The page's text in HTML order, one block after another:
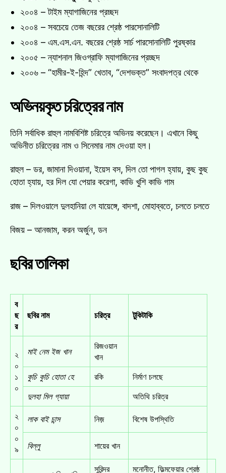
২০০৪ – টাইম ম্যাগাজিনের প্রচ্ছদ
২০০৪ – সবচেয়ে তেজ বছরের শ্রেষ্ঠ পারসোনালিটি
২০০৪ – এম.এস.এন. বছরের শ্রেষ্ঠ সার্চ পারসোনালিটি পুরষ্কার
২০০৫ – ন্যাশনাল জিওগ্রাফি ম্যাগাজিনের প্রচ্ছদ
২০০৬ – “হামীর-ই-হিন্দ” খেতাব, “দেশভক্ত” সংবাদপত্র থেকে
অভিনয়কৃত চরিত্রের নাম
তিনি সর্বাধিক রাহুল নামবিশিষ্ট চরিত্রে অভিনয় করেছেন। এখানে কিছু
অভিনীত চরিত্রের নাম ও সিনেমার নাম দেওয়া হল।
রাহুল – ডর, জামানা দিওয়ানা, ইয়েস বস, দিল তো পাগল হ্যায়, কুছ কুছ
হোতা হ্যায়, হর দিল যো পেয়ার করেগা, কাভি খুশি কাভি গাম
রাজ – দিলওয়ালে দুলহানিয়া লে যায়েঙ্গে, বাদশা, মোহাব্বতে, চলতে চলতে
বিজয় – আনজাম, করন অর্জুন, ডন
ছবির তালিকা
ব
ছ
র
ছবির নাম চরিত্র টুকিটাকি
২
০
১
০
মাই নেম ইজ খান
রিজওয়ান
খান
কুচি কুচি হোতা হে
রকি
নির্মাণ চলছে
দুলহা মিল গ্যায়া
অতিথি চরিত্র
২
০
০
৯
লাক বাই চান্স নিজ় বিশেষ উপস্থিতি
বিল্লু শায়ের খান
সুরিন্দর মনোনীত, ফিল্মফেয়ার শ্রেষ্ঠ